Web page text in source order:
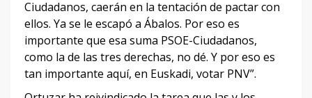
Ciudadanos, caerán en la tentación de pactar con
ellos. Ya se le escapó a Ábalos. Por eso es
importante que esa suma PSOE-Ciudadanos,
como la de las tres derechas, no dé. Y por eso es
tan importante aquí, en Euskadi, votar PNV”.